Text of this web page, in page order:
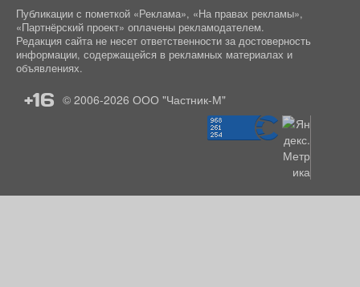
Публикации с пометкой «Реклама», «На правах рекламы»,
«Партнёрский проект» оплачены рекламодателем.
Редакция сайта не несет ответственности за достоверность
информации, содержащейся в рекламных материалах и
объявлениях.
+16 © 2006-2026 ООО "Частник-М"